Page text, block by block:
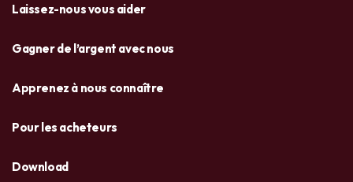
Laissez-nous vous aider
Gagner de l’argent avec nous
Apprenez à nous connaître
Pour les acheteurs
Download